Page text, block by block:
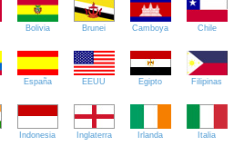
Bolivia Brunei Camboya Chile
España EEUU Egipto Filipinas
Indonesia Inglaterra Irlanda Italia